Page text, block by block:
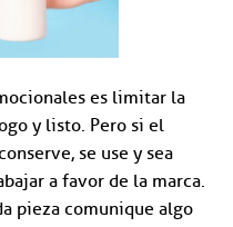
es limitar la
y listo. Pero si el
se use y sea
a favor de la marca.
pieza comunique algo